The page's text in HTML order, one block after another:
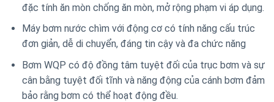
đặc tính ăn mòn chống ăn mòn, mở rộng phạm vi áp dụng.
Máy bơm nước chìm với động cơ có tính năng cấu trúc
đơn giản, dễ di chuyển, đáng tin cậy và đa chức năng
Bơm WQP có độ đồng tâm tuyệt đối của trục bơm và sự
cân bằng tuyệt đối tĩnh và năng động của cánh bơm đảm
bảo rằng bơm có thể hoạt động đều.